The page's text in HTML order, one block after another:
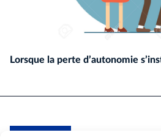
Lorsque la perte d’autonomie